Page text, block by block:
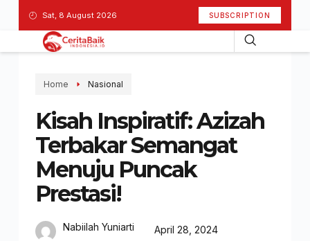
Sat, 8 August 2026 SUBSCRIPTION
Home Nasional
Kisah Inspiratif: Azizah
Terbakar Semangat
Menuju Puncak
Prestasi!
Nabiilah Yuniarti April 28, 2024